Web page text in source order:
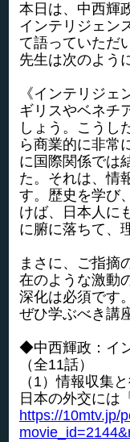
本日は、中西輝
インテリジェン
て語っていただ
先生は次のよう
《インテリジェ
ギリスやベネチ
しょう。こうし
ら商業的に非常
に国際関係では
た。それは、情
す。歴史を学び
けば、日本人に
に腑に落ちて、
まさに、ご指摘
在のような激動
深化は必須です
ぜひ学ぶべき講
◆中西輝政：イ
（全11話）
（1）情報収集
日本の外交には
https://10mtv.jp/